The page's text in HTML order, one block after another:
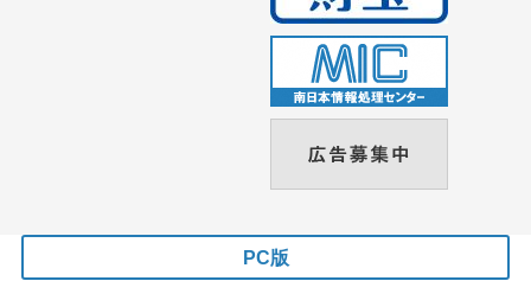
PC版